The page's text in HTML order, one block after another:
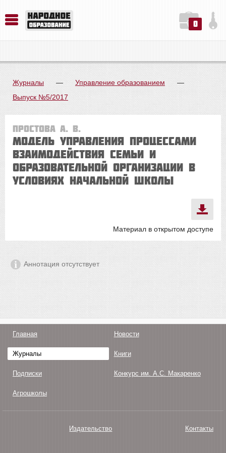
0
Журналы — Управление образованием
—
Выпуск №5/2017
Простова А. В.
Модель управления процессами
взаимодействия семьи и
образовательной организации в
условиях начальной школы
Материал в открытом доступе
Аннотация отсутствует
Главная Новости
Журналы Книги
Подписки Конкурс им. А.С. Макаренко
Агрошколы
Издательство Контакты